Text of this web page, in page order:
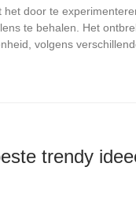
door te
te behalen. Het
volgens
trendy